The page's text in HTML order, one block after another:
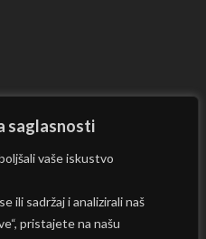
saglasnosti
vaše iskustvo
ili sadržaj i analizirali naš
pristajete na našu